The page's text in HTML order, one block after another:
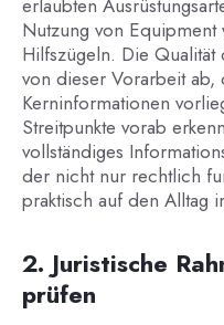
erlaubten
Nutzung von
Hilfszügeln. Die Qualität
von dieser Vorarbeit ab,
Kerninformationen
Streitpunkte vorab
vollständiges
der nicht nur rechtlich
praktisch auf den Alltag
2. Juristische
prüfen